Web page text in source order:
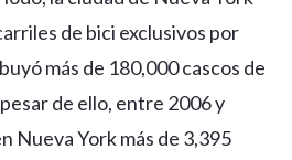
de bici exclusivos por
más de 180,000 cascos de
de ello, entre 2006 y
Nueva York más de 3,395